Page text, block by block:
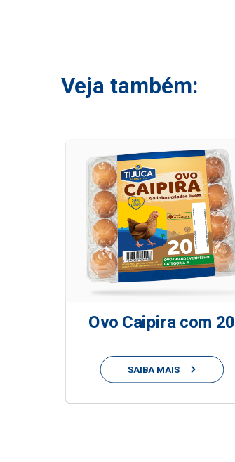
Veja também:
Ovo Caipira com 20
SAIBA MAIS